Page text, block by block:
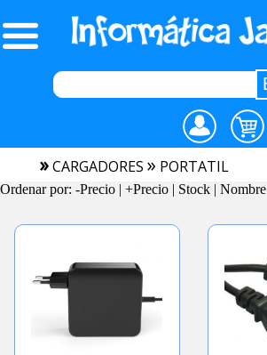
»CARGADORES » PORTATIL
Ordenar por: -Precio | +Precio | Stock | Nombre